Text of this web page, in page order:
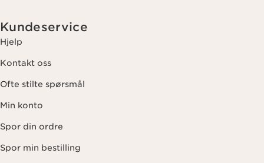
Kundeservice
Hjelp
Kontakt oss
Ofte stilte spørsmål
Min konto
Spor din ordre
Spor min bestilling